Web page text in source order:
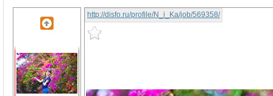
http://disfo.ru/profile/N_i_Ka/job/569358/